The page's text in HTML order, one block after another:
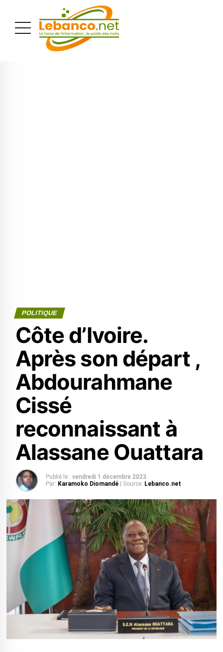
POLITIQUE
Côte d’Ivoire.
Après son départ ,
Abdourahmane
Cissé
reconnaissant à
Alassane Ouattara
Publié le : vendredi 1 décembre 2023
Par: Karamoko Diomandé | Source: Lebanco.net